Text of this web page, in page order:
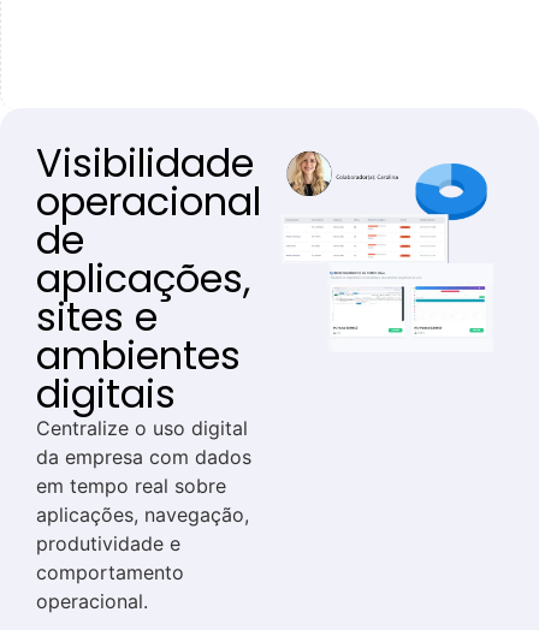
Visibilidade
operacional
de
aplicações,
sites e
ambientes
digitais
Centralize o uso digital
da empresa com dados
em tempo real sobre
aplicações, navegação,
produtividade e
comportamento
operacional.